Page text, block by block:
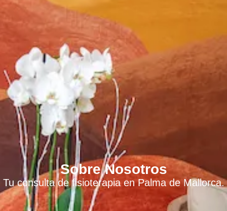
Sobre Nosotros
Tu consulta de fisioterapia en Palma de Mallorca.